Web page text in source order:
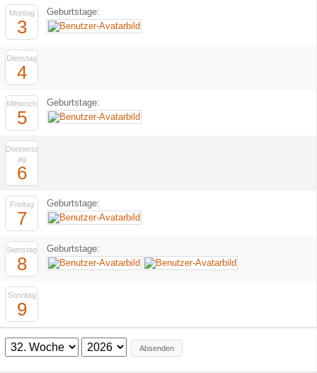
Montag
3
Geburtstage:
Dienstag
4
Mittwoch
5
Geburtstage:
Donnerst
ag
6
Freitag
7
Geburtstage:
Samstag
8
Geburtstage:
Sonntag
9
Absenden